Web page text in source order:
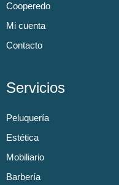
Cooperedo
Mi cuenta
Contacto
Servicios
Peluquería
Estética
Mobiliario
Barbería